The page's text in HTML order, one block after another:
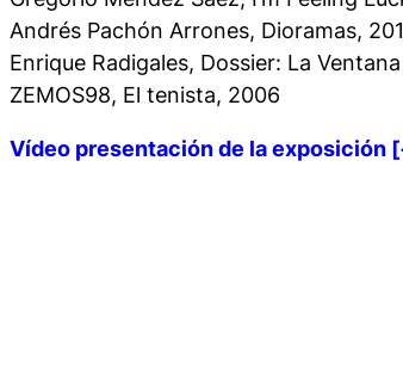
Andrés Pachón Arrones, Dioramas,
Enrique Radigales, Dossier: La
ZEMOS98, El tenista, 2006
Vídeo presentación de la exposición